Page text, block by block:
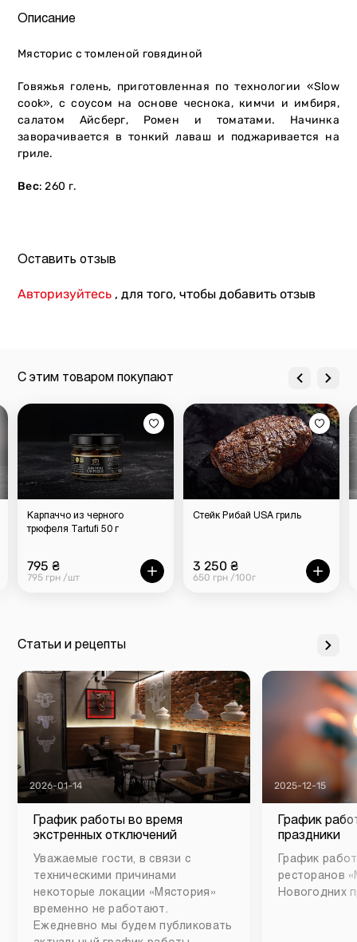
Описание
Мясторис с томленой говядиной
Говяжья голень, приготовленная по технологии «Slow
cook», с соусом на основе чеснока, кимчи и имбиря,
салатом Айсберг, Ромен и томатами. Начинка
заворачивается в тонкий лаваш и поджаривается на
гриле.
Вес: 260 г.
Оставить отзыв
Авторизуйтесь , для того, чтобы добавить отзыв
С этим товаром покупают
Карпаччо из черного
трюфеля Tartufi 50 г
795 ₴
795 грн /шт
Стейк Рибай USA гриль
3 250 ₴
650 грн /100г
Статьи и рецепты
2026-01-14
График работы во время
экстренных отключений
Уважаемые гости, в связи с
техническими причинами
некоторые локации «Мястория»
временно не работают.
Ежедневно мы будем публиковать
2025-12-15
График
праздники
График
ресторанов
Новогодних